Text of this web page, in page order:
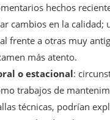
hechos
cambios en la calidad;
frente a otras muy
más atento.
o estacional:
trabajos de
técnicas, podrían